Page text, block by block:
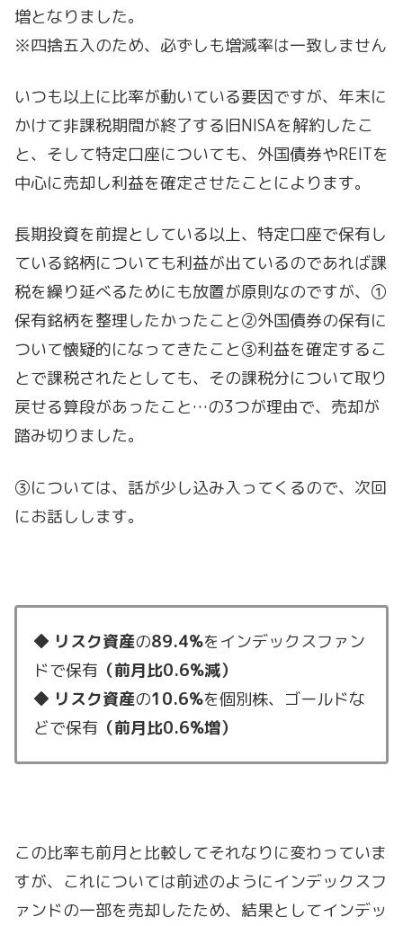
増となりました。
※四捨五入のため、必ずしも増減率は一致しません
いつも以上に比率が動いている要因ですが、年末に
かけて非課税期間が終了する旧NISAを解約したこ
と、そして特定口座についても、外国債券やREITを
中心に売却し利益を確定させたことによります。
長期投資を前提としている以上、特定口座で保有し
ている銘柄についても利益が出ているのであれば課
税を繰り延べるためにも放置が原則なのですが、①
保有銘柄を整理したかったこと②外国債券の保有に
ついて懐疑的になってきたこと③利益を確定するこ
とで課税されたとしても、その課税分について取り
戻せる算段があったこと…の3つが理由で、売却が
踏み切りました。
③については、話が少し込み入ってくるので、次回
にお話しします。
◆ リスク資産の89.4%をインデックスファン
ドで保有 （前月比0.6%減）
◆ リスク資産の10.6%を個別株、ゴールドな
どで保有 （前月比0.6%増）
この比率も前月と比較してそれなりに変わっていま
すが、これについては前述のようにインデックスフ
ァンドの一部を売却したため、結果としてインデッ